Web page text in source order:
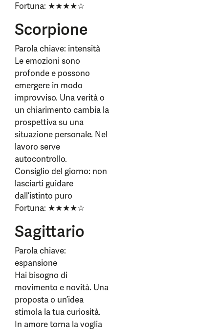
Fortuna: ★★★★☆
Scorpione
Parola chiave: intensità
Le emozioni sono
profonde e possono
emergere in modo
improvviso. Una verità o
un chiarimento cambia la
prospettiva su una
situazione personale. Nel
lavoro serve
autocontrollo.
Consiglio del giorno: non
lasciarti guidare
dall’istinto puro
Fortuna: ★★★★☆
Sagittario
Parola chiave:
espansione
Hai bisogno di
movimento e novità. Una
proposta o un’idea
stimola la tua curiosità.
In amore torna la voglia